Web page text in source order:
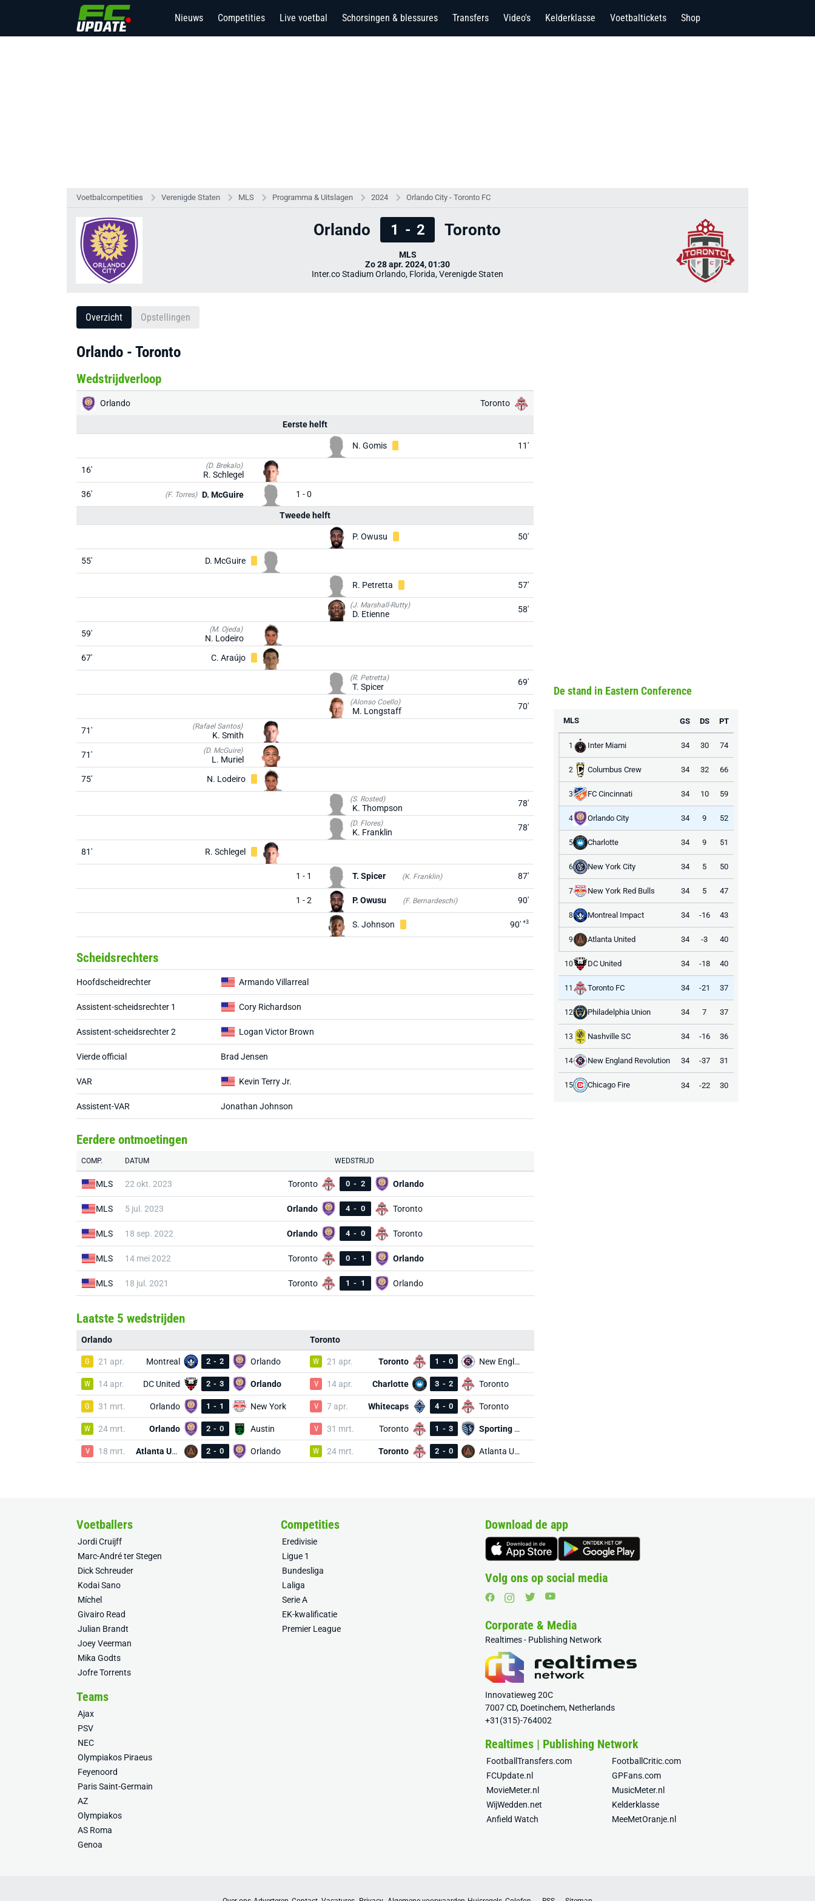
Nieuws Competities Live voetbal Schorsingen & blessures Transfers Video's Kelderklasse Voetbaltickets Shop
Voetbalcompetities Verenigde Staten MLS Programma & Uitslagen 2024 Orlando City - Toronto FC
Orlando 1 - 2 Toronto
MLS
Zo 28 apr. 2024, 01:30
Inter.co Stadium Orlando, Florida, Verenigde Staten
Overzicht Opstellingen
Orlando - Toronto
Wedstrijdverloop
Orlando Toronto
Eerste helft
N. Gomis 11'
16' (D. Brekalo)
R. Schlegel
36'
(F. Torres) D. McGuire 1 - 0
Tweede helft
P. Owusu 50'
55' D. McGuire
R. Petretta 57'
(J. Marshall-Rutty)
D. Etienne 58'
59' (M. Ojeda)
N. Lodeiro
67'
C. Araújo
(R. Petretta)
T. Spicer 69'
(Alonso Coello)
M. Longstaff 70'
71' (Rafael Santos)
K. Smith
71'
(D. McGuire)
L. Muriel
75'
N. Lodeiro
(S. Rosted)
K. Thompson 78'
(D. Flores)
K. Franklin 78'
81' R. Schlegel
1 - 1 T. Spicer (K. Franklin) 87'
1 - 2 P. Owusu (F. Bernardeschi) 90'
S. Johnson 90' +3
Scheidsrechters
Hoofdscheidrechter Armando Villarreal
Assistent-scheidsrechter 1 Cory Richardson
Assistent-scheidsrechter 2 Logan Victor Brown
Vierde official Brad Jensen
VAR Kevin Terry Jr.
Assistent-VAR Jonathan Johnson
Eerdere ontmoetingen
COMP. DATUM WEDSTRIJD
MLS 22 okt. 2023 Toronto 0 - 2 Orlando
MLS 5 jul. 2023 Orlando 4 - 0 Toronto
MLS 18 sep. 2022 Orlando 4 - 0 Toronto
MLS 14 mei 2022 Toronto 0 - 1 Orlando
MLS 18 jul. 2021 Toronto 1 - 1 Orlando
Laatste 5 wedstrijden
Orlando
G 21 apr. Montreal 2 - 2 Orlando
W 14 apr. DC United 2 - 3 Orlando
G 31 mrt. Orlando 1 - 1 New York
W 24 mrt. Orlando 2 - 0 Austin
V 18 mrt. Atlanta United 2 - 0 Orlando
Toronto
W 21 apr. Toronto 1 - 0 New England
V 14 apr. Charlotte 3 - 2 Toronto
V 7 apr. Whitecaps 4 - 0 Toronto
V 31 mrt. Toronto 1 - 3 Sporting KC
W 24 mrt. Toronto 2 - 0 Atlanta United
De stand in Eastern Conference
MLS GS DS PT
1 Inter Miami 34 30 74
2 Columbus Crew 34 32 66
3 FC Cincinnati 34 10 59
4 Orlando City 34 9 52
5 Charlotte 34 9 51
6 New York City 34 5 50
7 New York Red Bulls 34 5 47
8 Montreal Impact 34 -16 43
9 Atlanta United 34 -3 40
10 DC United 34 -18 40
11 Toronto FC 34 -21 37
12 Philadelphia Union 34 7 37
13 Nashville SC 34 -16 36
14 New England Revolution 34 -37 31
15 Chicago Fire 34 -22 30
Voetballers
Jordi Cruijff
Marc-André ter Stegen
Dick Schreuder
Kodai Sano
Míchel
Givairo Read
Julian Brandt
Joey Veerman
Mika Godts
Jofre Torrents
Competities
Eredivisie
Ligue 1
Bundesliga
Laliga
Serie A
EK-kwalificatie
Premier League
Teams
Ajax
PSV
NEC
Olympiakos Piraeus
Feyenoord
Paris Saint-Germain
AZ
Olympiakos
AS Roma
Genoa
Download de app
Volg ons op social media
Corporate & Media
Realtimes - Publishing Network
Innovatieweg 20C
7007 CD, Doetinchem, Netherlands
+31(315)-764002
Realtimes | Publishing Network
FootballTransfers.com
FootballCritic.com
FCUpdate.nl
GPFans.com
MovieMeter.nl
MusicMeter.nl
WijWedden.net
Kelderklasse
Anfield Watch
MeeMetOranje.nl